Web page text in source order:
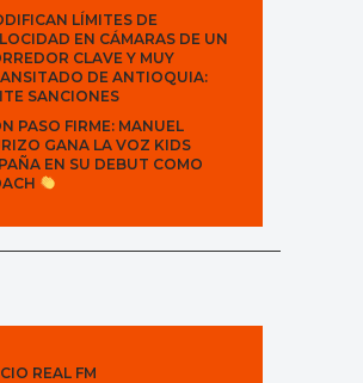
LÍMITES DE
EN CÁMARAS DE UN
CLAVE Y MUY
DE ANTIOQUIA:
SANCIONES
PASO FIRME: MANUEL
GANA LA VOZ KIDS
EN SU DEBUT COMO
REAL FM